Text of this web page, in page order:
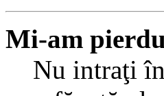
Mi-am
Nu intraţi